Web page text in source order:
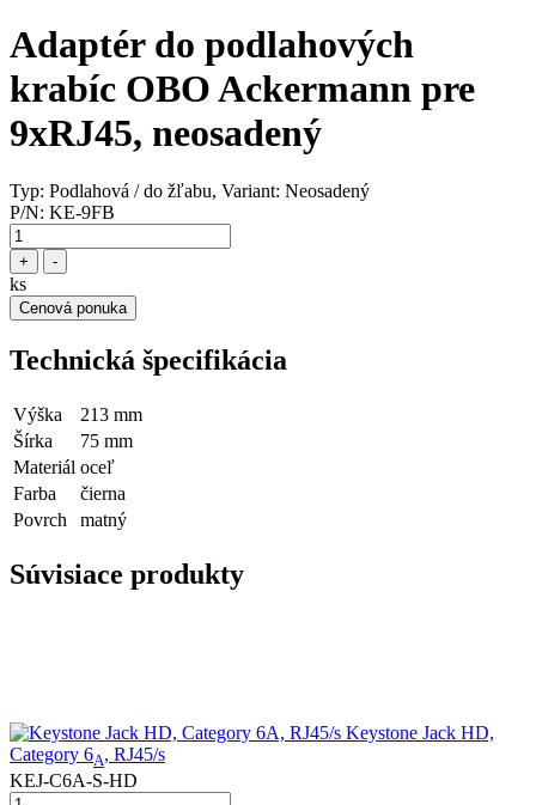
Adaptér do podlahových
krabíc OBO Ackermann pre
9xRJ45, neosadený
Typ: Podlahová / do žľabu, Variant: Neosadený
P/N: KE-9FB
+ -
ks
Cenová ponuka
Technická špecifikácia
Výška
213 mm
Šírka
75 mm
Materiál oceľ
Farba
čierna
Povrch
matný
Súvisiace produkty
Keystone Jack HD,
Category 6A, RJ45/s
KEJ-C6A-S-HD